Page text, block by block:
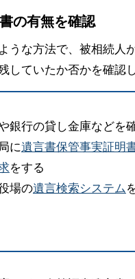
の有無を確認
うな方法で、被相続人
していたか否かを確認し
銀行の貸し金庫などを
に遺言書保管事実証明
をする
場の遺言検索システム